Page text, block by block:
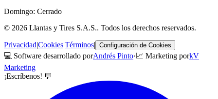
Domingo: Cerrado
© 2026 Llantas y Tires S.A.S.. Todos los derechos reservados.
Privacidad|Cookies|Términos| Configuración de Cookies
💻 Software desarrollado porAndrés Pinto·📈 Marketing porkV
Marketing
¡Escríbenos! 💬